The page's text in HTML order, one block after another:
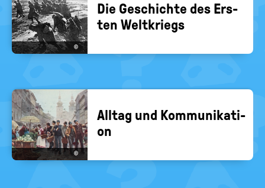
©
Die Ge­schich­te des Ers­
ten Welt­kriegs
©
All­tag und Kom­mu­ni­ka­ti­
on